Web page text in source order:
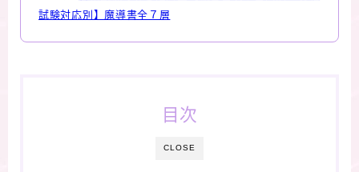
試験対応別】魔導書全７層
CLOSE
目次